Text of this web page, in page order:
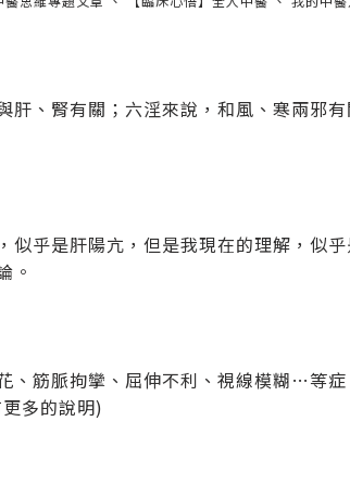
肝、腎有關；六淫來說，和風、寒兩邪
似乎是肝陽亢，但是我現在的理解，似
。
、筋脈拘攣、屈伸不利、視線模糊…等
多的說明)